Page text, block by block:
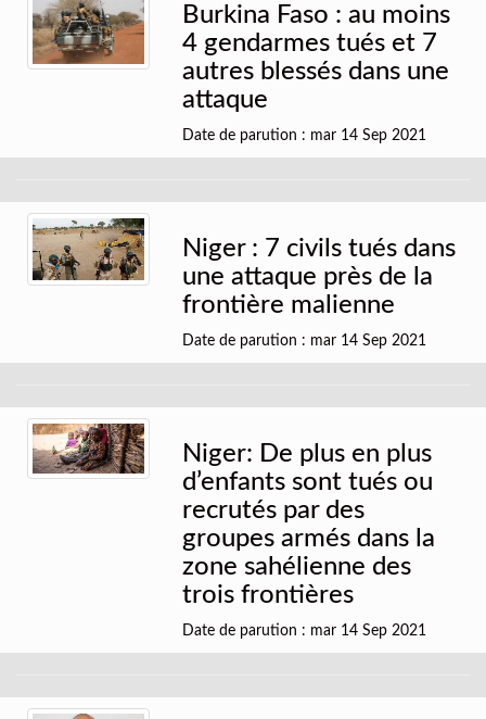
Burkina Faso : au moins
4 gendarmes tués et 7
autres blessés dans une
attaque
Date de parution : mar 14 Sep 2021
Niger : 7 civils tués dans
une attaque près de la
frontière malienne
Date de parution : mar 14 Sep 2021
Niger: De plus en plus
d’enfants sont tués ou
recrutés par des
groupes armés dans la
zone sahélienne des
trois frontières
Date de parution : mar 14 Sep 2021